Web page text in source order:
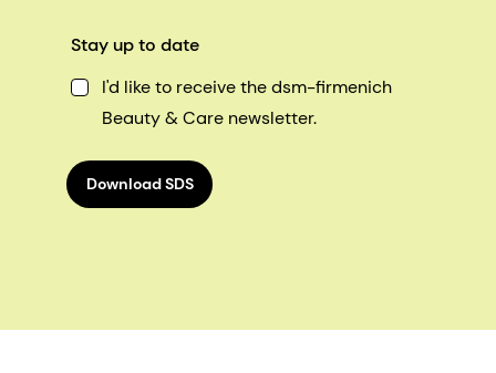
Stay up to date
I'd like to receive the dsm-firmenich
Beauty & Care newsletter.
Download SDS